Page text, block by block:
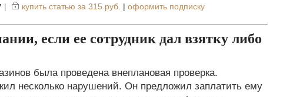
| купить статью за 315 руб. | оформить подписку
если ее сотрудник дал взятку либо
была проведена внеплановая проверка.
несколько нарушений. Он предложил заплатить ему